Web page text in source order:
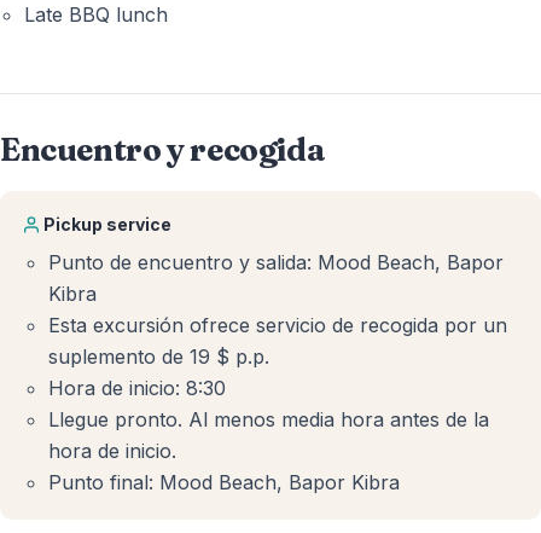
Late BBQ lunch
Encuentro y recogida
Pickup service
Punto de encuentro y salida: Mood Beach, Bapor
Kibra
Esta excursión ofrece servicio de recogida por un
suplemento de 19 $ p.p.
Hora de inicio: 8:30
Llegue pronto. Al menos media hora antes de la
hora de inicio.
Punto final: Mood Beach, Bapor Kibra